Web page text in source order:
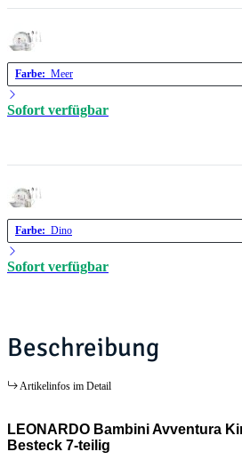
Farbe: Meer
Sofort verfügbar
Farbe: Dino
Sofort verfügbar
Beschreibung
Artikelinfos im Detail
LEONARDO Bambini Avventura
Besteck 7-teilig